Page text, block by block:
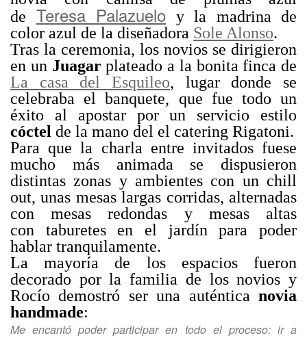
de Teresa Palazuelo y la madrina de
color azul de la diseñadora Sole Alonso.
Tras la ceremonia, los novios se dirigieron
en un Juagarplateado a la bonita finca de
La casa del Esquileo, lugar donde se
celebraba el banquete, que fue todo un
éxito al apostar por un servicio estilo
cóctel de la mano del el catering Rigatoni.
Para que la charla entre invitados fuese
mucho más animada se dispusieron
distintas zonas y ambientes con un chill
out, unas mesas largas corridas, alternadas
con mesas redondas y mesas altas
con taburetes en el jardín para poder
hablar tranquilamente.
La mayoría de los espacios fueron
decorado por la familia de los novios y
Rocío demostró ser una auténtica novia
handmade:
Me encantó poder participar en todo el proceso: ir a